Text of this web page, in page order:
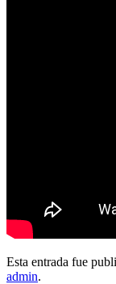
Esta entrada fue
admin.